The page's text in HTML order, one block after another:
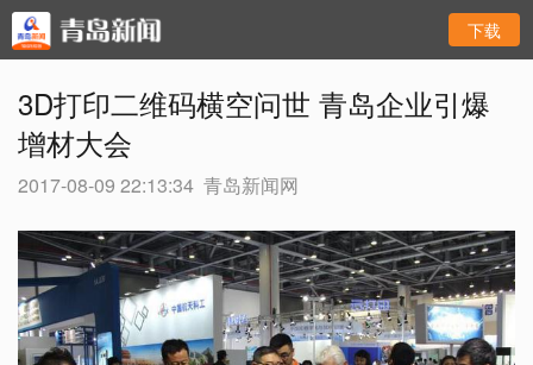
下载
3D打印二维码横空问世 青岛企业引爆
增材大会
2017-08-09 22:13:34 青岛新闻网